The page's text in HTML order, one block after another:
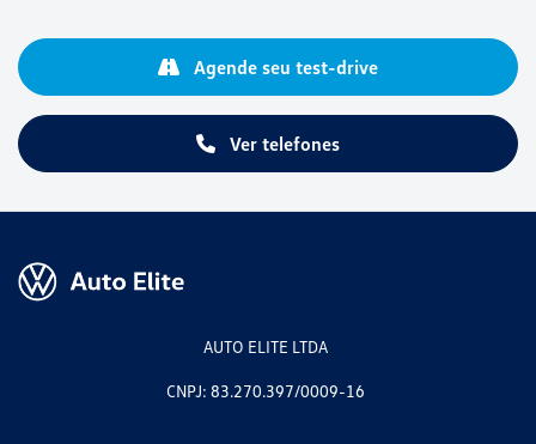
Ver telefones
Agende seu test-drive
AUTO ELITE LTDA
CNPJ: 83.270.397/0009-16